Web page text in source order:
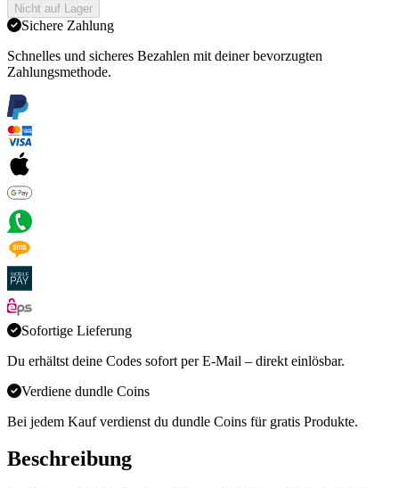
Nicht auf Lager
Sichere Zahlung
Schnelles und sicheres Bezahlen mit deiner bevorzugten
Zahlungsmethode.
Sofortige Lieferung
Du erhältst deine Codes sofort per E-Mail – direkt einlösbar.
Verdiene dundle Coins
Bei jedem Kauf verdienst du dundle Coins für gratis Produkte.
Beschreibung